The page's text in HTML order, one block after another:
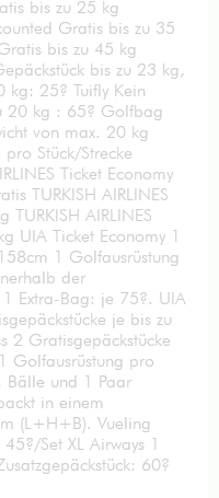
bis zu 25 kg
Gratis bis zu 35
bis zu 45 kg
bis zu 23 kg,
25? Tuifly Kein
20 kg : 65? Golfbag
von max. 20 kg
Stück/Strecke
Ticket Economy
TURKISH AIRLINES
AIRLINES
UIA Ticket Economy 1
1 Golfausrüstung
der
1 Extra-Bag: je 75?. UIA
je bis zu
2 Gratisgepäckstücke
Golfausrüstung pro
Bälle und 1 Paar
in einem
(L+H+B). Vueling
Set XL Airways 1
60?